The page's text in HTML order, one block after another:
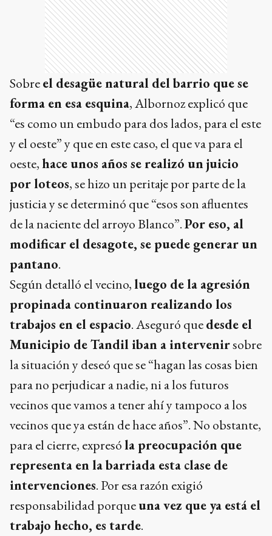
Sobreel desagüe natural del barrio que se
forma en esa esquina, Albornoz explicó que
“es como un embudo para dos lados, para el este
y el oeste” y que en este caso, el que va para el
oeste,hace unos años se realizó un juicio
por loteos, se hizo un peritaje por parte de la
justicia y se determinó que “esos son afluentes
de la naciente del arroyo Blanco”.Por eso, al
modificar el desagote, se puede generar un
pantano.
Según detalló el vecino,luego de la agresión
propinada continuaron realizando los
trabajos en el espacio. Aseguró quedesde el
Municipio de Tandil iban a intervenirsobre
la situación y deseó que se “hagan las cosas bien
para no perjudicar a nadie, ni a los futuros
vecinos que vamos a tener ahí y tampoco a los
vecinos que ya están de hace años”. No obstante,
para el cierre, expresóla preocupación que
representa en la barriada esta clase de
intervenciones. Por esa razón exigió
responsabilidad porqueuna vez que ya está el
trabajo hecho, es tarde.